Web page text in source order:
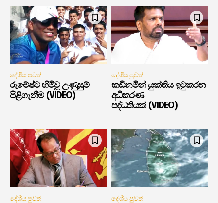
දේශීය පුවත්
රුමේෂ්ට හිමිවූ උණුසුම්
පිළිගැනීම (VIDEO)
දේශීය පුවත්
කඩිනමින් යුක්තිය ඉටුකරන
අධිකරණ
පද්ධතියක් (VIDEO)
දේශීය පුවත් දේශීය පුවත්